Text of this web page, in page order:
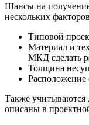
Шансы на получение
нескольких
Типовой
Материал и
МКД сделать
Толщина
Расположение
Также учитываются
описаны в